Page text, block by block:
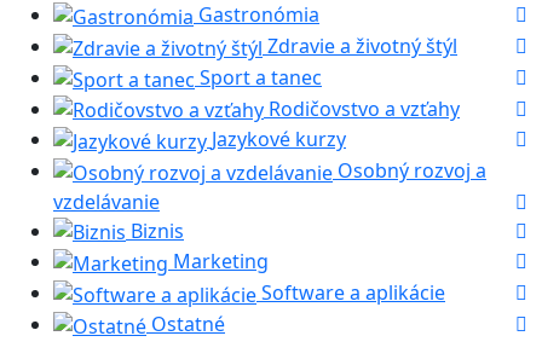
Gastronómia
Zdravie a životný štýl
Sport a tanec
Rodičovstvo a vzťahy
Jazykové kurzy
Osobný rozvoj a
vzdelávanie
Biznis
Marketing
Software a aplikácie
Ostatné